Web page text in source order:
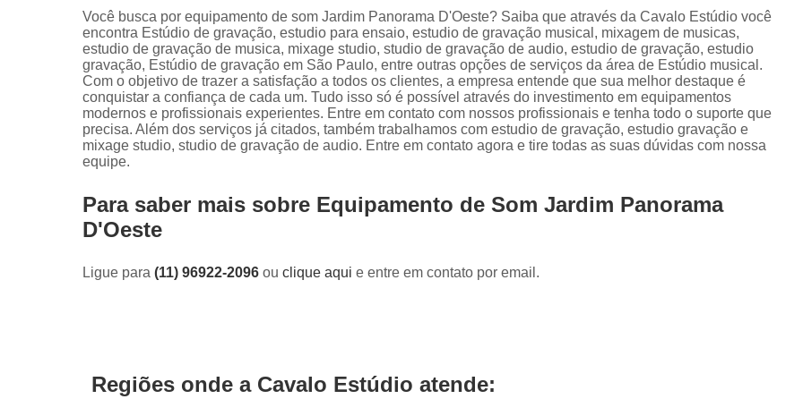
Estúdio de Audiobook
Estudio
Fazer Audiobook
Fazer Podcast
Gravação de áudio
Gravação de Audiobook
Gravadora áudio
Gravar Audiobook
Locução de Rádio
Locução em Off
Você busca por equipamento de som Jardim Panorama D'Oeste? Saiba que através da Cavalo Estúdio você
encontra Estúdio de gravação, estudio para ensaio, estudio de gravação musical, mixagem de musicas,
estudio de gravação de musica, mixage studio, studio de gravação de audio, estudio de gravação, estudio
gravação, Estúdio de gravação em São Paulo, entre outras opções de serviços da área de Estúdio musical.
Com o objetivo de trazer a satisfação a todos os clientes, a empresa entende que sua melhor destaque é
conquistar a confiança de cada um. Tudo isso só é possível através do investimento em equipamentos
modernos e profissionais experientes. Entre em contato com nossos profissionais e tenha todo o suporte que
precisa. Além dos serviços já citados, também trabalhamos com estudio de gravação, estudio gravação e
mixage studio, studio de gravação de audio. Entre em contato agora e tire todas as suas dúvidas com nossa
equipe.
Para saber mais sobre Equipamento de Som Jardim Panorama
D'Oeste
Ligue para (11) 96922-2096 ou clique aqui e entre em contato por email.
Regiões onde a Cavalo Estúdio atende: